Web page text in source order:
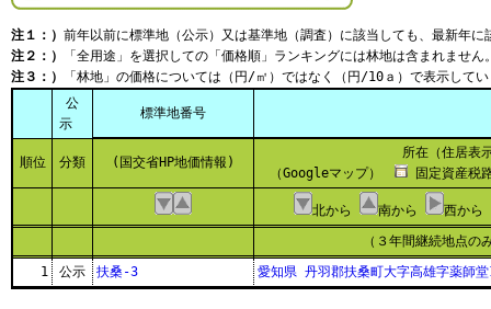
注１：） 前年以前に標準地（公示）又は基準地（調査）に該当しても、最新年
注２：）
「全用途」を選択しての「価格順」ランキングには林地は含まれません
注３：）
「林地」の価格については（円/㎡）ではなく（円/10ａ）で表示して
公
示
標準地番号
順位 分類 (国交省HP地価情報)
所在（住居表
（Googleマップ）
固定資産税
北から 南から
西から
（３年間継続地点の
1
公示 扶桑-3 愛知県 丹羽郡扶桑町大字高雄字薬師